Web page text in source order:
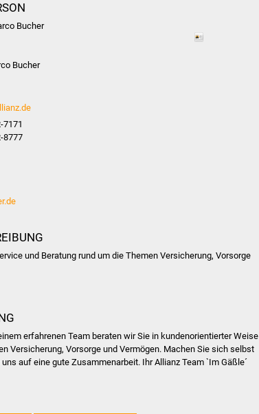
Bucher
Bucher
7171
8777
und Beratung rund um die Themen Versicherung, Vorsorge
erfahrenen Team beraten wir Sie in kundenorientierter Weise
Versicherung, Vorsorge und Vermögen. Machen Sie sich selbst
auf eine gute Zusammenarbeit. Ihr Allianz Team `Im Gäßle´